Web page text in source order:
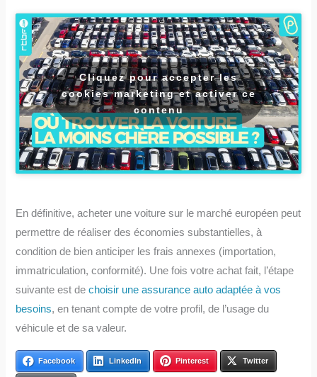
Cliquez pour accepter les
cookies marketing et activer ce
contenu
En définitive, acheter une voiture sur le marché européen peut
permettre de réaliser des économies substantielles, à
condition de bien anticiper les frais annexes (importation,
immatriculation, conformité). Une fois votre achat fait, l’étape
suivante est dechoisir une assurance auto adaptée à vos
besoins, en tenant compte de votre profil, de l’usage du
véhicule et de sa valeur.
Facebook LinkedIn Pinterest Twitter